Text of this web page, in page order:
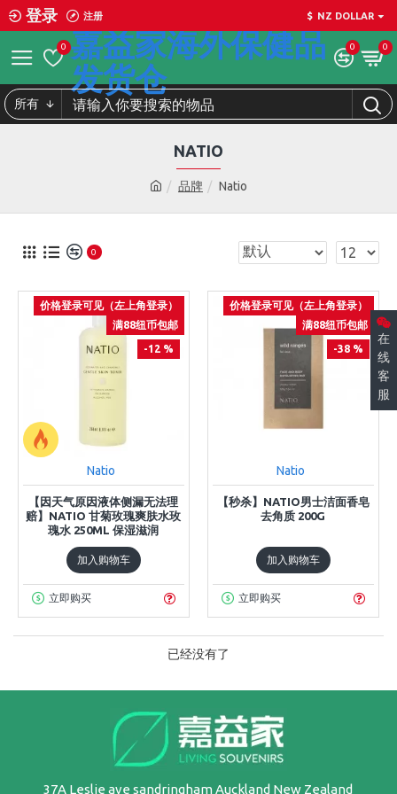
登录 注册 $ NZ DOLLAR
0
嘉益家海外保健品
发货仓
0 0
所有
品牌 Natio
NATIO
0
价格登录可见（左上角登录）
满88纽币包邮
-12 %
Natio
【因天气原因液体侧漏无法理
赔】NATIO 甘菊玫瑰爽肤水玫
瑰水 250ML 保湿滋润
加入购物车
立即购买
价格登录可见（左上角登录）
满88纽币包邮
-38 %
Natio
【秒杀】NATIO男士洁面香皂
去角质 200G
加入购物车
立即购买
已经没有了
37A Leslie ave sandringham Auckland New Zealand
在
线
客
服